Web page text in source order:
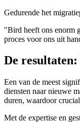
Gedurende het
"Bird heeft ons enorm
proces voor ons uit
De
Een van de meest
diensten naar nieuwe
duren, waardoor
Met de expertise en